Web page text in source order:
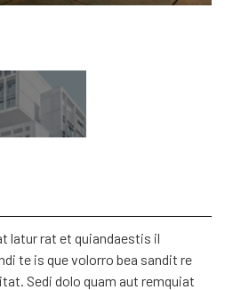
latur rat et quiandaestis il
te is que volorro bea sandit re
Sedi dolo quam aut remquiat